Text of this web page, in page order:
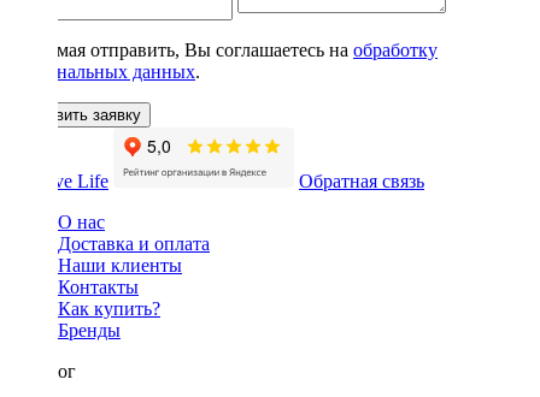
Нажимая отправить, Вы соглашаетесь на обработку
персональных данных.
Оставить заявку
Обратная связь
О нас
Доставка и оплата
Наши клиенты
Контакты
Как купить?
Бренды
Каталог